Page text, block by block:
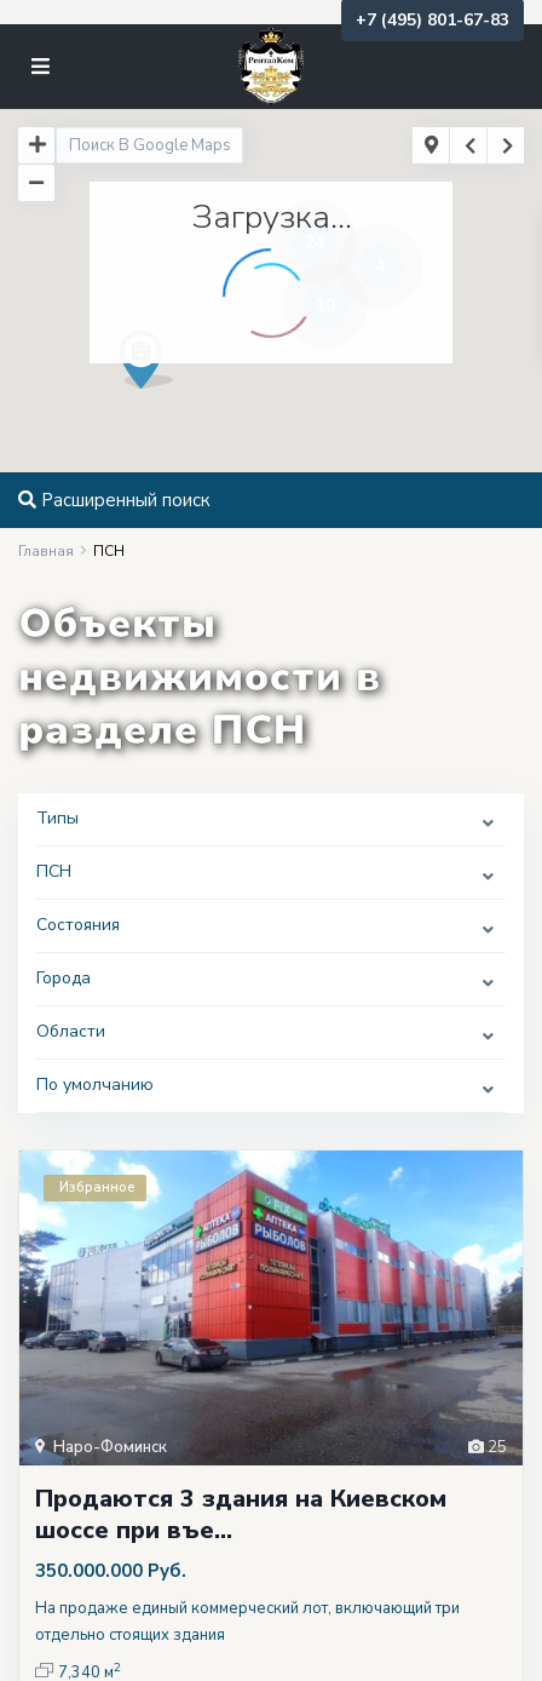
+7 (495) 801-67-83
Загрузка...
Расширенный поиск
Главная ПСН
Объекты
недвижимости в
разделе ПСН
Типы
ПСН
Состояния
Города
Области
По умолчанию
25
Наро-Фоминск
Избранное
Продаются 3 здания на Киевском
шоссе при въе...
350.000.000 Руб.
На продаже единый коммерческий лот, включающий три
отдельно стоящих здания
7,340 м2